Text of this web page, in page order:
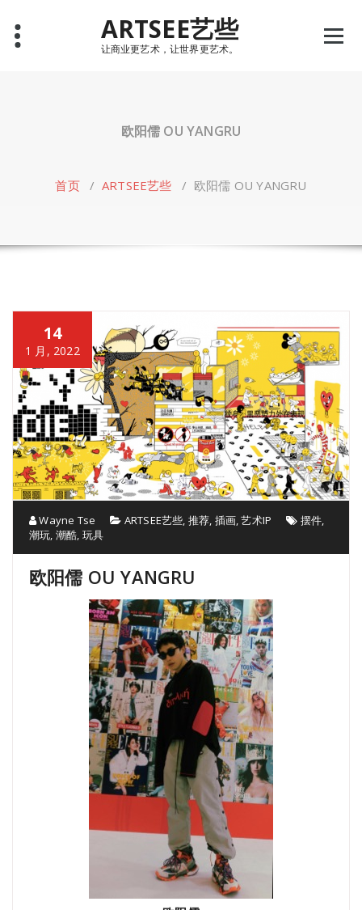
content
ARTSEE艺些
让商业更艺术，让世界更艺术。
欧阳儒 OU YANGRU
首页/ARTSEE艺些 / 欧阳儒 OU YANGRU
14
1 月, 2022
Wayne Tse ARTSEE艺些, 推荐, 插画,艺术IP 摆件,
潮玩, 潮酷, 玩具
欧阳儒 OU YANGRU